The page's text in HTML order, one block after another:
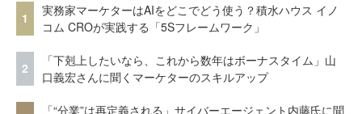
1
実務家マーケターはAIをどこでどう使う？積水ハウス イノ
コム CROが実践する「5Sフレームワーク」
2
「下剋上したいなら、これから数年はボーナスタイム」山
口義宏さんに聞くマーケターのスキルアップ
「“分業”は再定義される」サイバーエージェント内藤氏に聞